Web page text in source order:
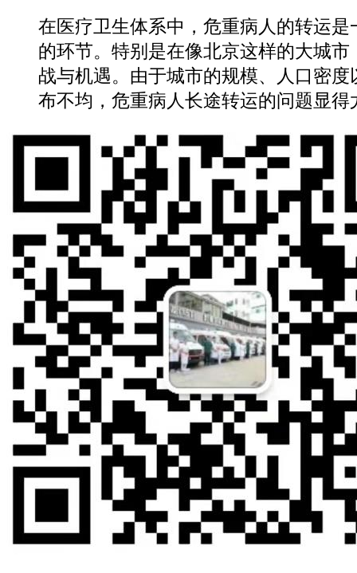
在医疗卫生体系中，危重病人的转运是
的环节。特别是在像北京这样的大城市
战与机遇。由于城市的规模、人口密度
布不均，危重病人长途转运的问题显得